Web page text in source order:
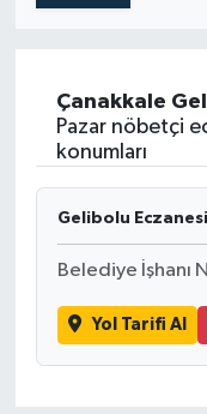
Çanakkale
Pazar nöbetçi
konumları
Gelibolu Eczanesi
Belediye İşhanı
Yol Tarifi Al